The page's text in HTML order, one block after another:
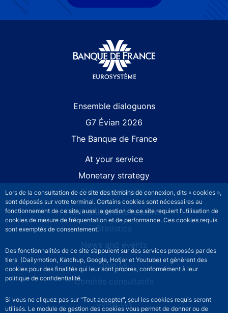
Lors de la consultation de ce site des témoins de connexion, dits « cookies »,
sont déposés sur votre terminal. Certains cookies sont nécessaires au
fonctionnement de ce site, aussi la gestion de ce site requiert l’utilisation de
cookies de mesure de fréquentation et de performance. Ces cookies requis
sont exemptés de consentement.
Des fonctionnalités de ce site s’appuient sur des services proposés par des
tiers (Dailymotion, Katchup, Google, Hotjar et Youtube) et génèrent des
cookies pour des finalités qui leur sont propres, conformément à leur
politique de confidentialité.
Si vous ne cliquez pas sur "Tout accepter", seul les cookies requis seront
utilisés. Le module de gestion des cookies vous permet de donner ou de
Ensemble dialoguons
G7 Évian 2026
The Banque de France
At your service
Monetary strategy
Financial stability
Publications and research
Statistics
News and events
Join us
Comités consultatifs
Footer secondary menuContact us